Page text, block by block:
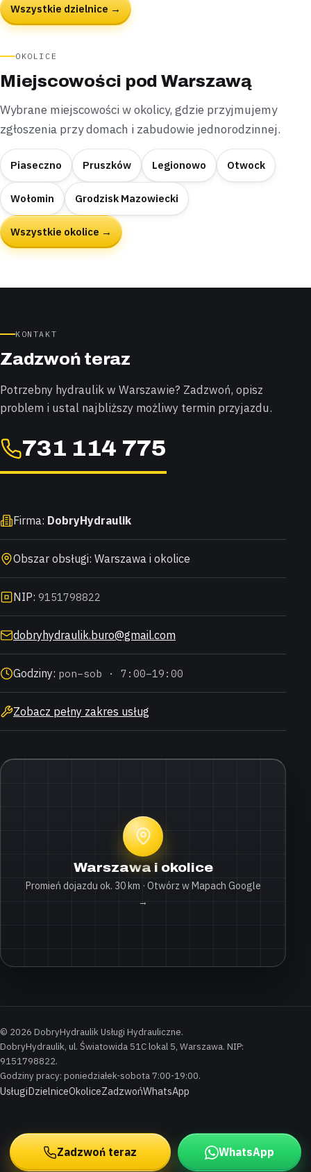
Wszystkie dzielnice →
OKOLICE
Miejscowości pod Warszawą
Wybrane miejscowości w okolicy, gdzie przyjmujemy
zgłoszenia przy domach i zabudowie jednorodzinnej.
Piaseczno Pruszków Legionowo Otwock
Wołomin Grodzisk Mazowiecki
Wszystkie okolice →
KONTAKT
Zadzwoń teraz
Potrzebny hydraulik w Warszawie? Zadzwoń, opisz
problem i ustal najbliższy możliwy termin przyjazdu.
731 114 775
Firma: DobryHydraulik
Obszar obsługi: Warszawa i okolice
NIP: 9151798822
dobryhydraulik.buro@gmail.com
Godziny: pon–sob · 7:00–19:00
Zobacz pełny zakres usług
Warszawa i okolice
Promień dojazdu ok. 30 km · Otwórz w Mapach Google
→
© 2026 DobryHydraulik Usługi Hydrauliczne.
DobryHydraulik, ul. Światowida 51C lokal 5, Warszawa. NIP:
9151798822.
Godziny pracy: poniedziałek-sobota 7:00-19:00.
UsługiDzielniceOkoliceZadzwońWhatsApp
Zadzwoń teraz WhatsApp